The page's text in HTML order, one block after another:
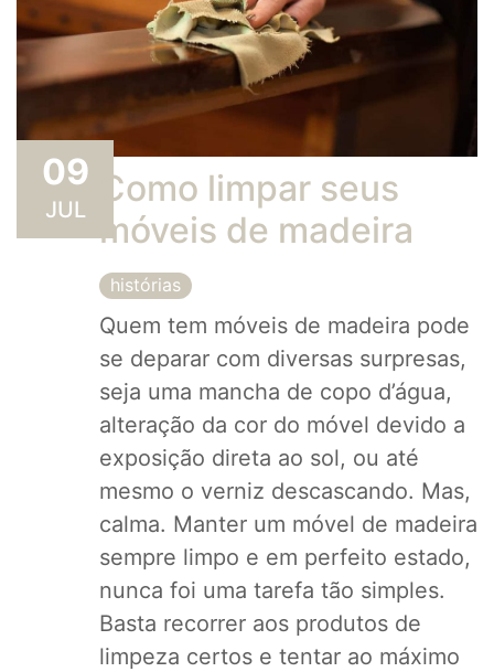
09
JUL
Como limpar seus
móveis de madeira
histórias
Quem tem móveis de madeira pode
se deparar com diversas surpresas,
seja uma mancha de copo d’água,
alteração da cor do móvel devido a
exposição direta ao sol, ou até
mesmo o verniz descascando. Mas,
calma. Manter um móvel de madeira
sempre limpo e em perfeito estado,
nunca foi uma tarefa tão simples.
Basta recorrer aos produtos de
limpeza certos e tentar ao máximo